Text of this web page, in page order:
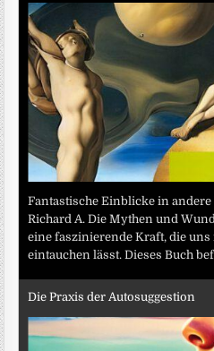
Fantastische Einblicke in
Richard A. Die Mythen und
eine faszinierende Kraft, die
eintauchen lässt. Dieses Buch
Die Praxis der Autosuggestion